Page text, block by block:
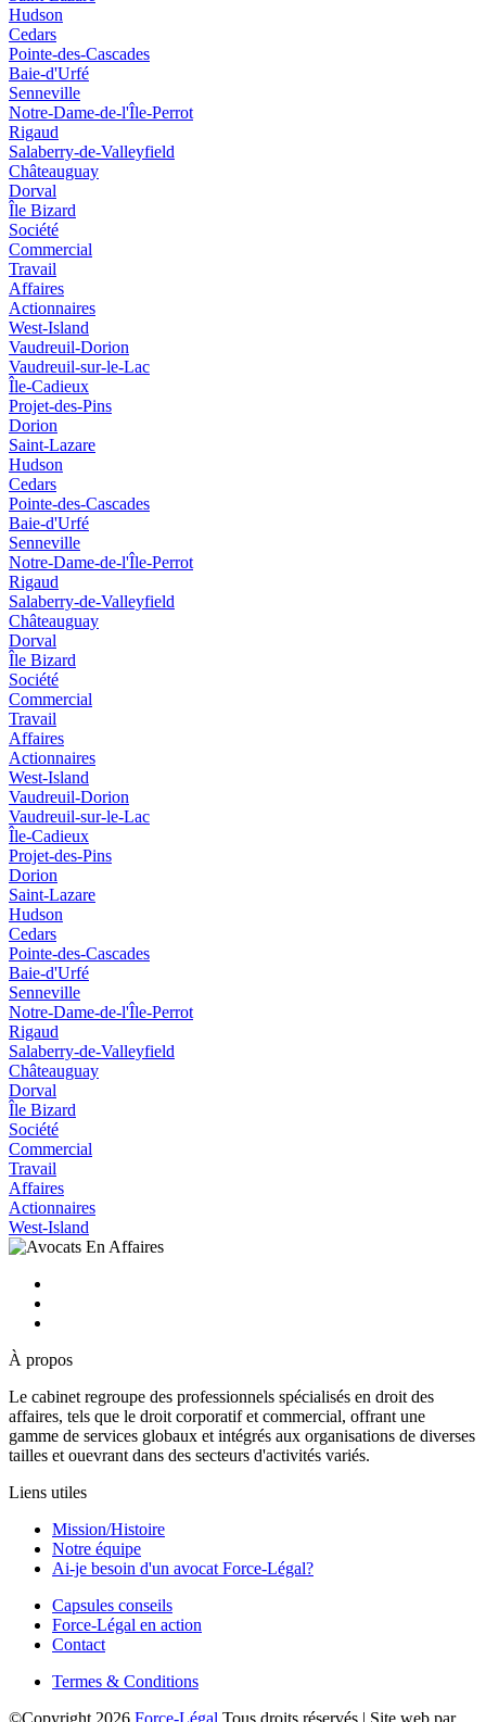
Hudson
Cedars
Pointe-des-Cascades
Baie-d'Urfé
Senneville
Notre-Dame-de-l'Île-Perrot
Rigaud
Salaberry-de-Valleyfield
Châteauguay
Dorval
Île Bizard
Société
Commercial
Travail
Affaires
Actionnaires
West-Island
Vaudreuil-Dorion
Vaudreuil-sur-le-Lac
Île-Cadieux
Projet-des-Pins
Dorion
Saint-Lazare
Hudson
Cedars
Pointe-des-Cascades
Baie-d'Urfé
Senneville
Notre-Dame-de-l'Île-Perrot
Rigaud
Salaberry-de-Valleyfield
Châteauguay
Dorval
Île Bizard
Société
Commercial
Travail
Affaires
Actionnaires
West-Island
Vaudreuil-Dorion
Vaudreuil-sur-le-Lac
Île-Cadieux
Projet-des-Pins
Dorion
Saint-Lazare
Hudson
Cedars
Pointe-des-Cascades
Baie-d'Urfé
Senneville
Notre-Dame-de-l'Île-Perrot
Rigaud
Salaberry-de-Valleyfield
Châteauguay
Dorval
Île Bizard
Société
Commercial
Travail
Affaires
Actionnaires
West-Island
À propos
Le cabinet regroupe des professionnels spécialisés en droit des
affaires, tels que le droit corporatif et commercial, offrant une
gamme de services globaux et intégrés aux organisations de diverses
tailles et ouevrant dans des secteurs d'activités variés.
Liens utiles
Mission/Histoire
Notre équipe
Ai-je besoin d'un avocat Force-Légal?
Capsules conseils
Force-Légal en action
Contact
Termes & Conditions
©Copyright 2026 Force-Légal Tous droits réservés | Site web par